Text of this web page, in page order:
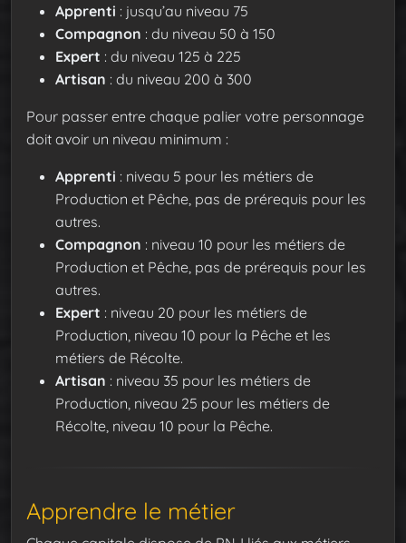
Apprenti : jusqu’au niveau 75
Compagnon : du niveau 50 à 150
Expert : du niveau 125 à 225
Artisan : du niveau 200 à 300
Pour passer entre chaque palier votre personnage
doit avoir un niveau minimum :
Apprenti : niveau 5 pour les métiers de
Production et Pêche, pas de prérequis pour les
autres.
Compagnon : niveau 10 pour les métiers de
Production et Pêche, pas de prérequis pour les
autres.
Expert : niveau 20 pour les métiers de
Production, niveau 10 pour la Pêche et les
métiers de Récolte.
Artisan : niveau 35 pour les métiers de
Production, niveau 25 pour les métiers de
Récolte, niveau 10 pour la Pêche.
Apprendre le métier